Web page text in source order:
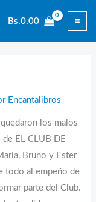
Bs.0.00
Encantalibros
los malos
EL CLUB DE
Bruno y Ester
todo al empeño de
parte del Club.